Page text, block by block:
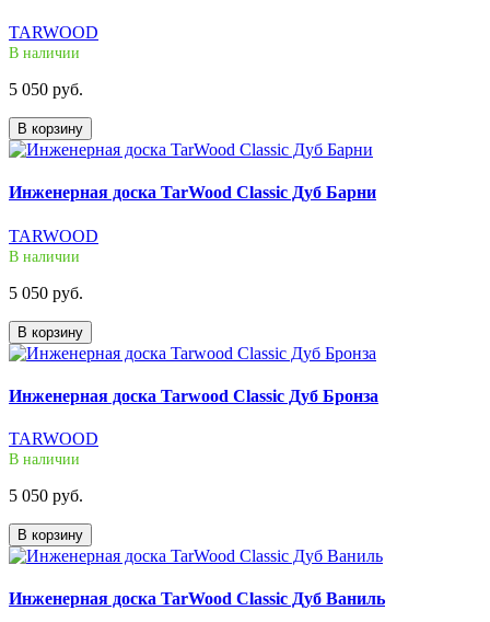
TARWOOD
В наличии
5 050 руб.
В корзину
Инженерная доска TarWood Classic Дуб Барни
TARWOOD
В наличии
5 050 руб.
В корзину
Инженерная доска Tarwood Classic Дуб Бронза
TARWOOD
В наличии
5 050 руб.
В корзину
Инженерная доска TarWood Classic Дуб Ваниль